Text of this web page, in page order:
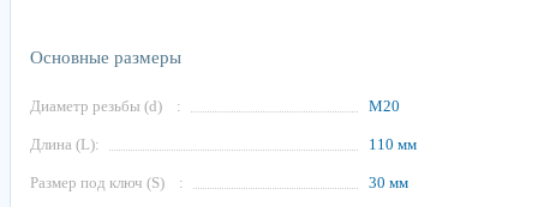
Основные размеры
Диаметр резьбы (d) : М20
Длина (L): 110 мм
Размер под ключ (S) : 30 мм